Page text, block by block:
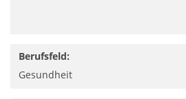
Berufsfeld:
Gesundheit